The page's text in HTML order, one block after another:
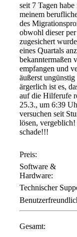
seit 7 Tagen
meinem
des
obwohl dieser
zugesichert
eines Quartals
bekanntermaßen
empfangen und
äußerst
ärgerlich ist es,
auf die Hilferufe
25.3., um 6:39
versuchen seit
lösen,
schade!!!
Preis:
Software &
Hardware:
Technischer
Gesamt: